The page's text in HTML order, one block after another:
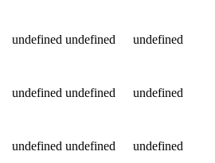
undefined undefined undefined
undefined undefined undefined
undefined undefined undefined